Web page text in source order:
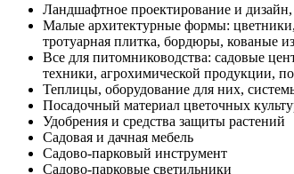
Ландшафтное проектирование и дизайн,
Малые архитектурные формы: цветники,
тротуарная плитка, бордюры, кованые
Все для питомниководства: садовые
техники, агрохимической продукции,
Теплицы, оборудование для них,
Посадочный материал цветочных
Удобрения и средства защиты растений
Садовая и дачная мебель
Садово-парковый инструмент
Садово-парковые светильники